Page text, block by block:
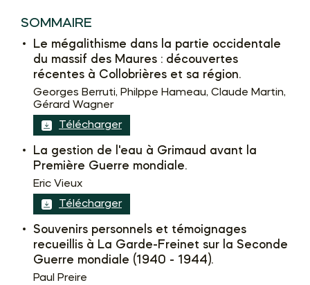
SOMMAIRE
Le mégalithisme dans la partie occidentale
du massif des Maures : découvertes
récentes à Collobrières et sa région.
Georges Berruti, Philppe Hameau, Claude Martin,
Gérard Wagner
Télécharger
La gestion de l'eau à Grimaud avant la
Première Guerre mondiale.
Eric Vieux
Télécharger
Souvenirs personnels et témoignages
recueillis à La Garde-Freinet sur la Seconde
Guerre mondiale (1940 - 1944).
Paul Preire